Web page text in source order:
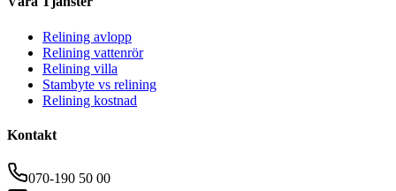
Relining avlopp
Relining vattenrör
Relining villa
Stambyte vs relining
Relining kostnad
Kontakt
070-190 50 00